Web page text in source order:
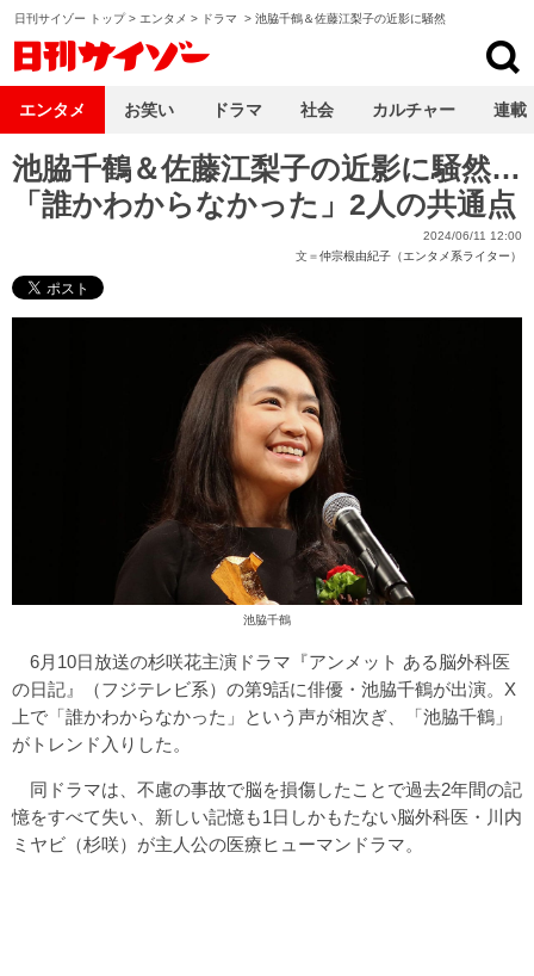
日刊サイゾー トップ> エンタメ > ドラマ > 池脇千鶴＆佐藤江梨子の近影に騒然
池脇千鶴＆佐藤江梨子の近影に騒然…
「誰かわからなかった」2人の共通点
2024/06/11 12:00
文＝仲宗根由紀子（エンタメ系ライター）
池脇千鶴
6月10日放送の杉咲花主演ドラマ『アンメット ある脳外科医
の日記』（フジテレビ系）の第9話に俳優・池脇千鶴が出演。X
上で「誰かわからなかった」という声が相次ぎ、「池脇千鶴」
がトレンド入りした。
同ドラマは、不慮の事故で脳を損傷したことで過去2年間の記
憶をすべて失い、新しい記憶も1日しかもたない脳外科医・川内
ミヤビ（杉咲）が主人公の医療ヒューマンドラマ。
エンタメ お笑い ドラマ 社会 カルチャー 連載